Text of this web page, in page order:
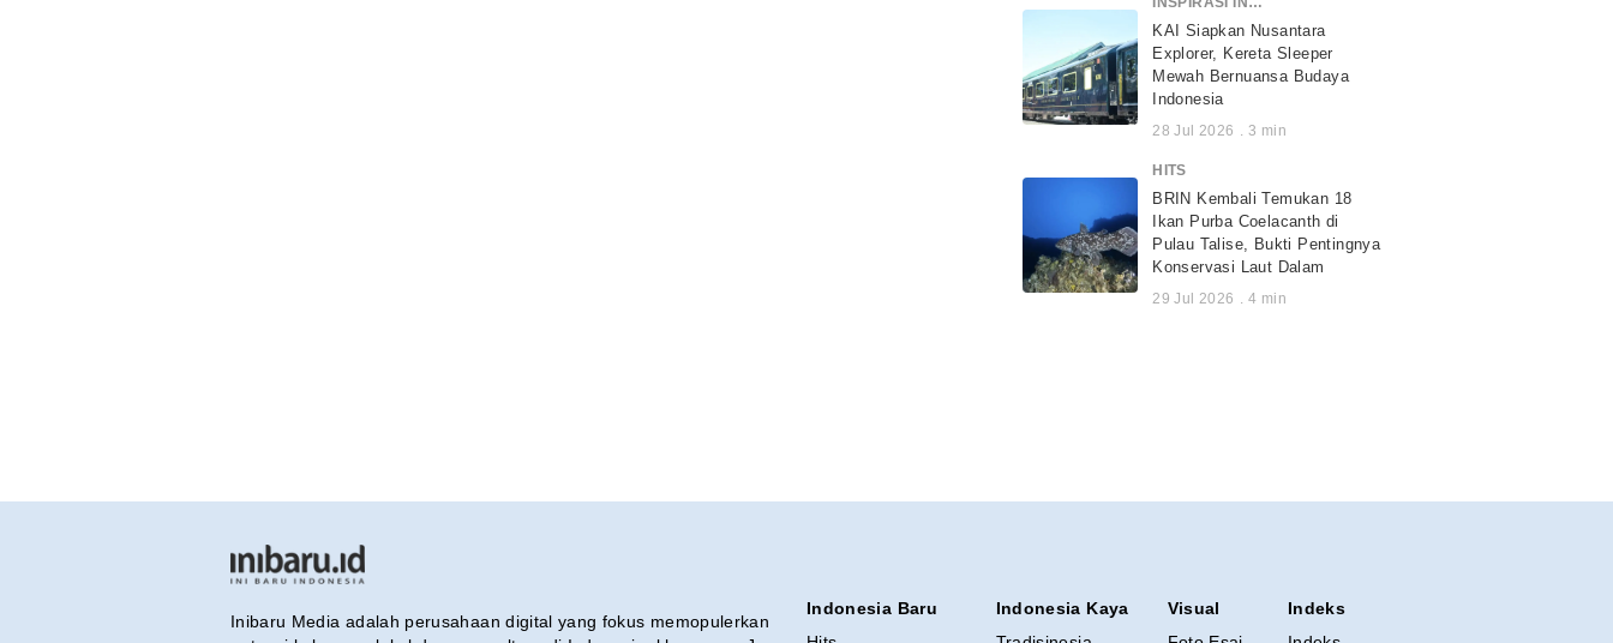
KAI Siapkan Nusantara
Explorer, Kereta Sleeper
Mewah Bernuansa Budaya
Indonesia
28 Jul 2026 . 3 min
HITS
BRIN Kembali Temukan 18
Ikan Purba Coelacanth di
Pulau Talise, Bukti Pentingnya
Konservasi Laut Dalam
29 Jul 2026 . 4 min
Inibaru Media adalah perusahaan digital yang fokus memopulerkan
Indonesia Baru
Indonesia Kaya
Visual
Indeks